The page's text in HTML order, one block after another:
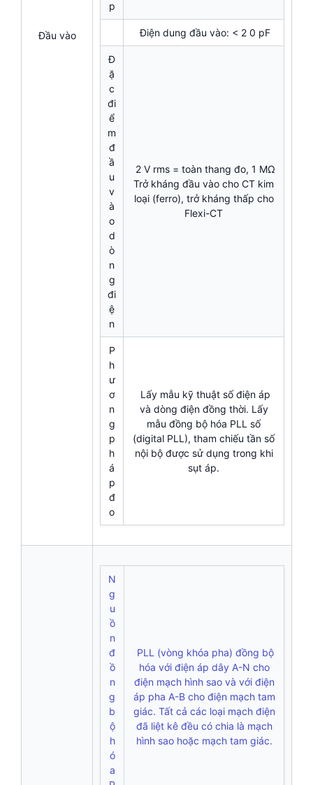
Đầu vào
p
Điện dung đầu vào: < 2 0 pF
Đ
ặ
c
đi
ể
m
đ
ầ
u
v
à
o
d
ò
n
g
đi
ệ
n
2 V rms = toàn thang đo, 1 MΩ
Trở kháng đầu vào cho CT kim
loại (ferro), trở kháng thấp cho
Flexi-CT
P
h
ư
ơ
n
g
p
h
á
p
đ
o
Lấy mẫu kỹ thuật số điện áp
và dòng điện đồng thời. Lấy
mẫu đồng bộ hóa PLL số
(digital PLL), tham chiếu tần số
nội bộ được sử dụng trong khi
sụt áp.
N
g
u
ồ
n
đ
ồ
n
g
b
ộ
h
ó
a
PLL (vòng khóa pha) đồng bộ
hóa với điện áp dây A-N cho
điện mạch hình sao và với điện
áp pha A-B cho điện mạch tam
giác. Tất cả các loại mạch điện
đã liệt kê đều có chia là mạch
hình sao hoặc mạch tam giác.